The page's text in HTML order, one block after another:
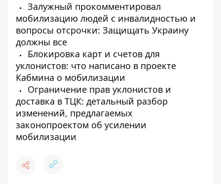
Залужный прокомментировал
мобилизацию людей с инвалидностью и
вопросы отсрочки: Защищать Украину
должны все
Блокировка карт и счетов для
уклонистов: что написано в проекте
Кабмина о мобилизации
Ограничение прав уклонистов и
доставка в ТЦК: детальный разбор
изменений, предлагаемых
законопроектом об усилении
мобилизации